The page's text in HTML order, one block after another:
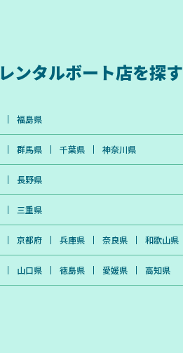
レンタルボート店を探す
福島県
群馬県 千葉県 神奈川県
長野県
三重県
京都府 兵庫県 奈良県 和歌山県
山口県 徳島県 愛媛県 高知県